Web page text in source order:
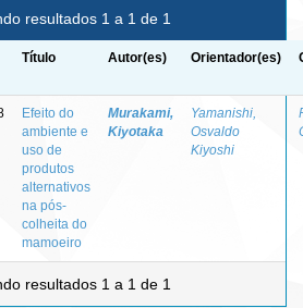
resultados 1 a 1 de 1
Título Autor(es) Orientador(es)
Efeito do
ambiente e
uso de
produtos
alternativos
na pós-
colheita do
mamoeiro
Murakami,
Kiyotaka
Yamanishi,
Osvaldo
Kiyoshi
resultados 1 a 1 de 1